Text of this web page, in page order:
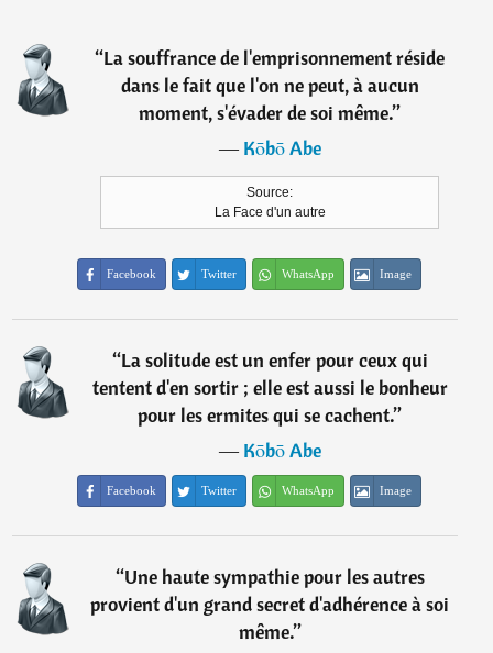
“La souffrance de l'emprisonnement réside
dans le fait que l'on ne peut, à aucun
moment, s'évader de soi même.”
―Kōbō Abe
Source:
La Face d'un autre
Facebook Twitter WhatsApp Image
“La solitude est un enfer pour ceux qui
tentent d'en sortir ; elle est aussi le bonheur
pour les ermites qui se cachent.”
―Kōbō Abe
Facebook Twitter WhatsApp Image
“Une haute sympathie pour les autres
provient d'un grand secret d'adhérence à soi
même.”